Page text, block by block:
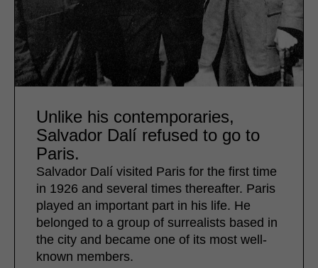
Unlike his contemporaries,
Salvador Dalí refused to go to
Paris.
Salvador Dalí visited Paris for the first time
in 1926 and several times thereafter. Paris
played an important part in his life. He
belonged to a group of surrealists based in
the city and became one of its most well-
known members.